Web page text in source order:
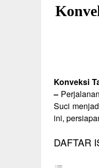
Konveksi
–
Suci
ini,
DAFTAR